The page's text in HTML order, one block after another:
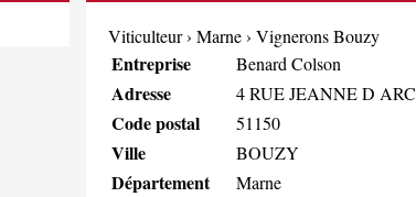
Viticulteur› Marne› Vignerons Bouzy
Entreprise Benard Colson
Adresse 4 RUE JEANNE D ARC
Code postal 51150
Ville BOUZY
Département Marne